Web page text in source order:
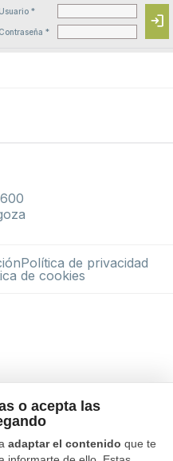
o acepta las
adaptar el contenido que te
Usuario *
Contraseña *
login
Política de privacidad
de cookies